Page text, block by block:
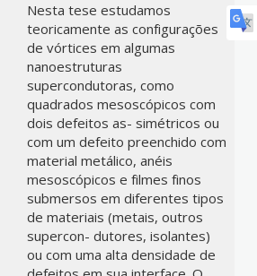
Nesta tese estudamos
teoricamente as configurações
de vórtices em algumas
nanoestruturas
supercondutoras, como
quadrados mesoscópicos com
dois defeitos as- simétricos ou
com um defeito preenchido com
material metálico, anéis
mesoscópicos e filmes finos
submersos em diferentes tipos
de materiais (metais, outros
supercon- dutores, isolantes)
ou com uma alta densidade de